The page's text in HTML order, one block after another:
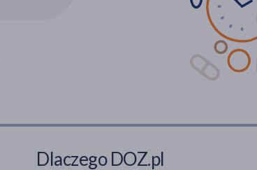
Dlaczego DOZ.pl